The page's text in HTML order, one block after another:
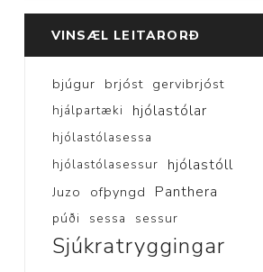
VINSÆL LEITARORÐ
bjúgur brjóst gervibrjóst
hjálpartæki hjólastólar
hjólastólasessa
hjólastólasessur
hjólastóll
Juzo ofþyngd Panthera
púði sessa sessur
Sjúkratryggingar